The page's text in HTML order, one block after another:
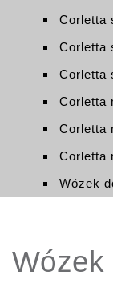
Corletta
Corletta
Corletta
Corletta
Corletta
Corletta
Wózek
Wózek